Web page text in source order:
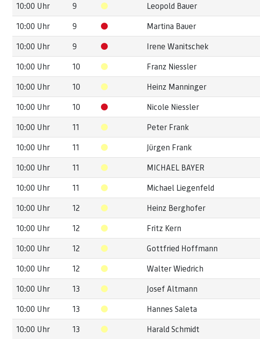
10:00 Uhr
9 Leopold Bauer
10:00 Uhr
9 Martina Bauer
10:00 Uhr
9 Irene Wanitschek
10:00 Uhr
10 Franz Niessler
10:00 Uhr
10 Heinz Manninger
10:00 Uhr
10 Nicole Niessler
10:00 Uhr
11 Peter Frank
10:00 Uhr
11 Jürgen Frank
10:00 Uhr
11 MICHAEL BAYER
10:00 Uhr
11 Michael Liegenfeld
10:00 Uhr
12 Heinz Berghofer
10:00 Uhr
12 Fritz Kern
10:00 Uhr
12 Gottfried Hoffmann
10:00 Uhr
12 Walter Wiedrich
10:00 Uhr
13 Josef Altmann
10:00 Uhr
13 Hannes Saleta
10:00 Uhr
13 Harald Schmidt